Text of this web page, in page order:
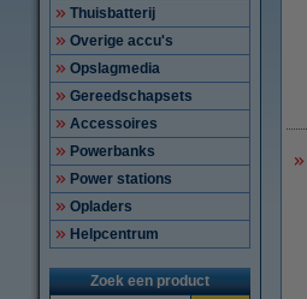
Thuisbatterij
Overige accu's
Opslagmedia
Gereedschapsets
Accessoires
Powerbanks
Power stations
Opladers
Helpcentrum
Zoek een product